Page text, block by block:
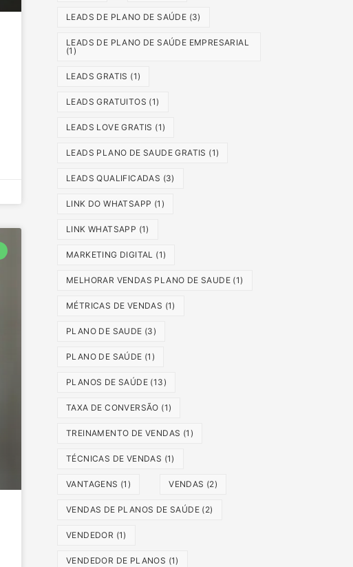
LEADS DE PLANO DE SAÚDE (3)
LEADS DE PLANO DE SAÚDE EMPRESARIAL
(1)
LEADS GRATIS (1)
LEADS GRATUITOS (1)
LEADS LOVE GRATIS (1)
LEADS PLANO DE SAUDE GRATIS (1)
LEADS QUALIFICADAS (3)
LINK DO WHATSAPP (1)
LINK WHATSAPP (1)
MARKETING DIGITAL (1)
MELHORAR VENDAS PLANO DE SAUDE(1)
MÉTRICAS DE VENDAS (1)
PLANO DE SAUDE (3)
PLANO DE SAÚDE (1)
PLANOS DE SAÚDE (13)
TAXA DE CONVERSÃO (1)
TREINAMENTO DE VENDAS (1)
TÉCNICAS DE VENDAS (1)
VANTAGENS (1) VENDAS (2)
VENDAS DE PLANOS DE SAÚDE(2)
VENDEDOR (1)
VENDEDOR DE PLANOS (1)